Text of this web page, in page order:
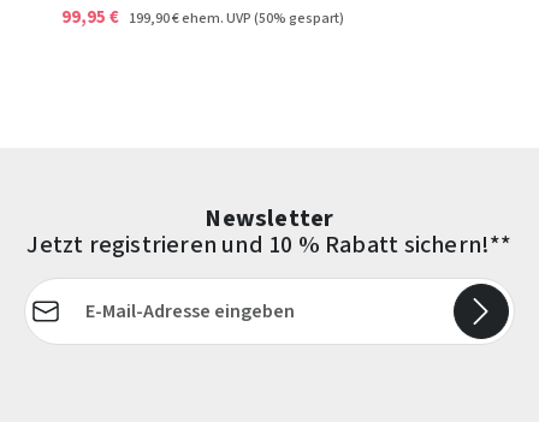
99,95 € 199,90 €ehem. UVP(50% gespart)
Newsletter
Jetzt registrieren und 10 % Rabatt sichern!**
E-Mail-Adresse*